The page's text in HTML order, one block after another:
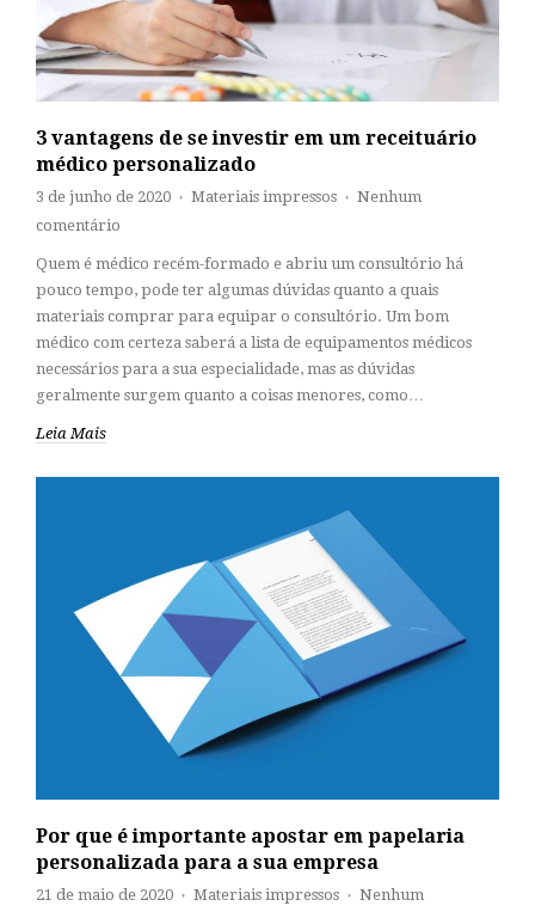
3 vantagens de se investir em um receituário
médico personalizado
3 de junho de 2020 ♦ Materiais impressos ♦
Nenhum
comentário
Quem é médico recém-formado e abriu um consultório há
pouco tempo, pode ter algumas dúvidas quanto a quais
materiais comprar para equipar o consultório. Um bom
médico com certeza saberá a lista de equipamentos médicos
necessários para a sua especialidade, mas as dúvidas
geralmente surgem quanto a coisas menores, como…
Leia Mais
Por que é importante apostar em papelaria
personalizada para a sua empresa
21 de maio de 2020 ♦ Materiais impressos ♦
Nenhum